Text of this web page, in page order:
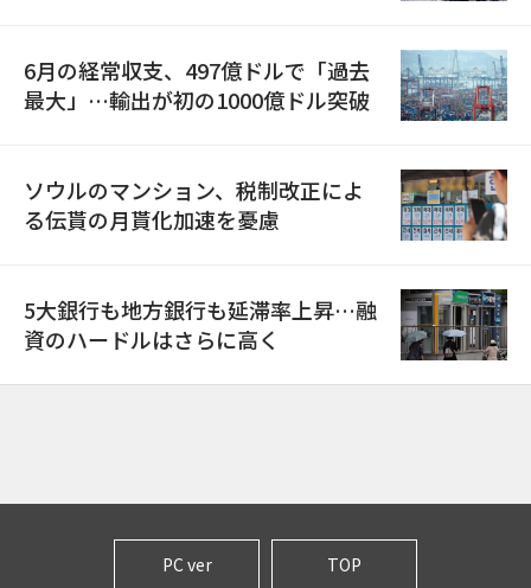
6月の経常収支、497億ドルで「過去
最大」…輸出が初の1000億ドル突破
ソウルのマンション、税制改正によ
る伝貰の月貰化加速を憂慮
5大銀行も地方銀行も延滞率上昇…融
資のハードルはさらに高く
PC ver TOP